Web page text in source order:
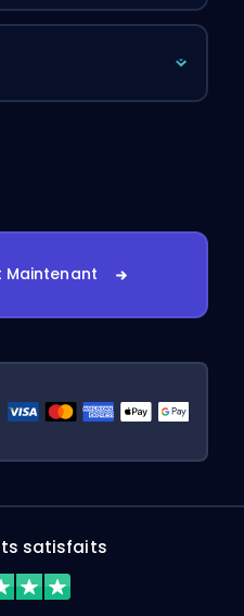
Maintenant
satisfaits